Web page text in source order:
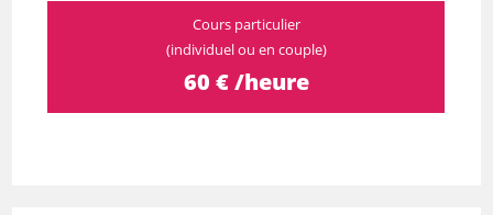
Cours particulier
(individuel ou en couple)
60 € /heure